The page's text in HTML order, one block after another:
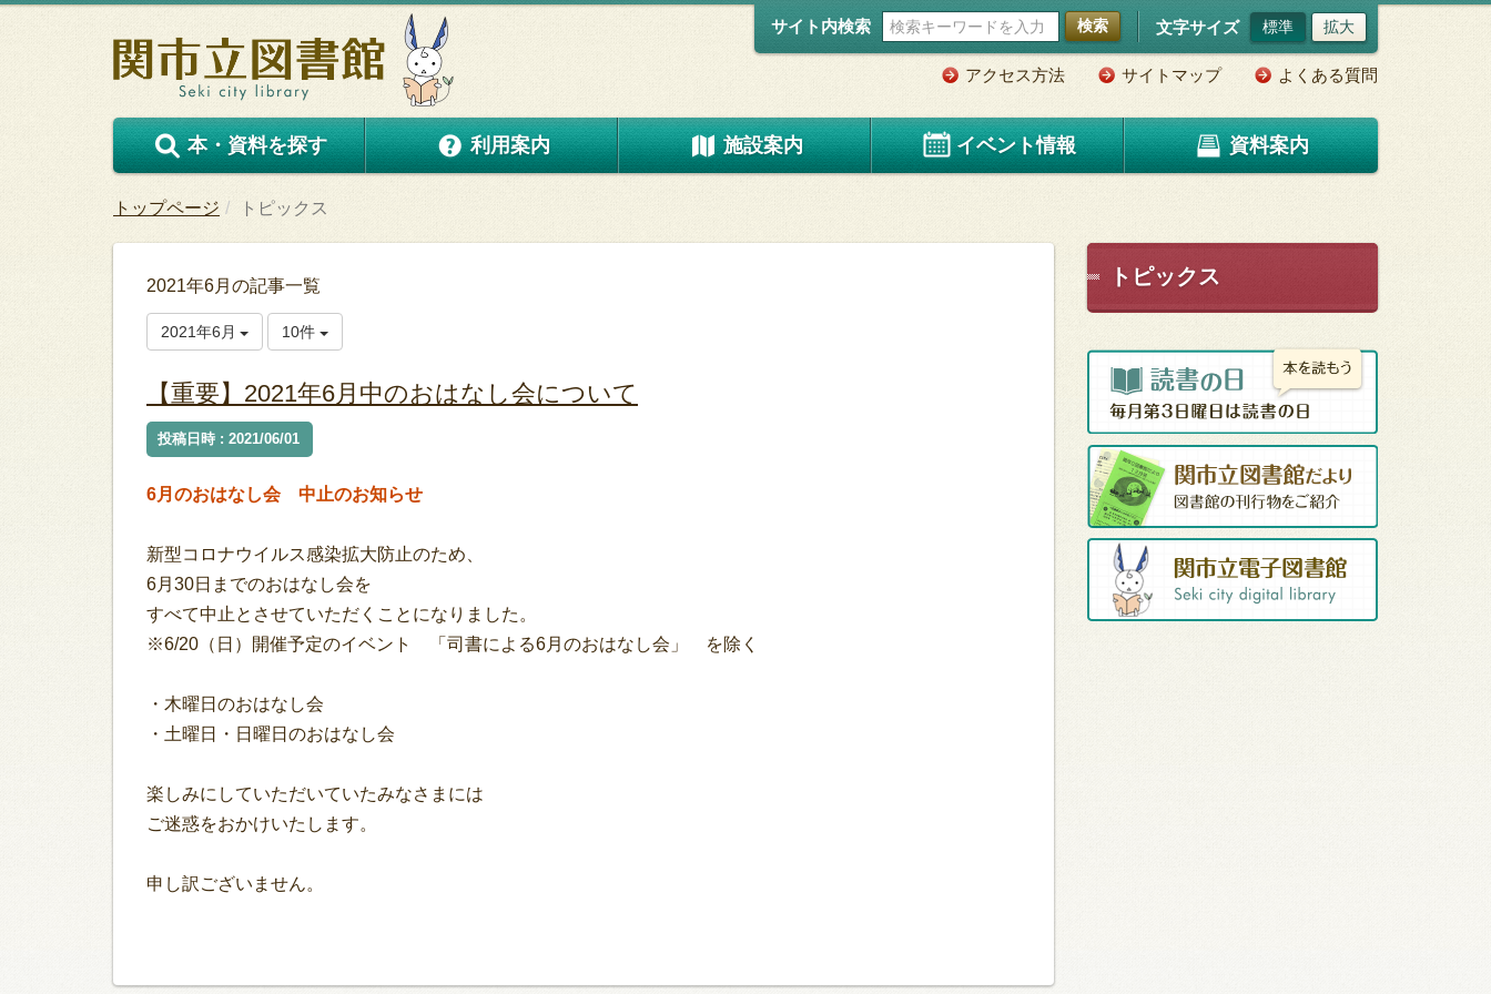
サイト内検索 検索 文字サイズ 標準 拡大
アクセス方法 サイトマップ よくある質問
本・資料を探す 利用案内 施設案内 イベント情報 資料案内
トップページ トピックス
2021年6月の記事一覧
2021年6月 10件
【重要】2021年6月中のおはなし会について
投稿日時 : 2021/06/01
6月のおはなし会 中止のお知らせ
新型コロナウイルス感染拡大防止のため、
6月30日までのおはなし会を
すべて中止とさせていただくことになりました。
※6/20（日）開催予定のイベント 「司書による6月のおはなし会」 を除く
・木曜日のおはなし会
・土曜日・日曜日のおはなし会
楽しみにしていただいていたみなさまには
ご迷惑をおかけいたします。
申し訳ございません。
トピックス